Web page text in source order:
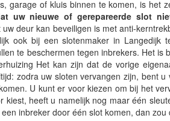
garage of kluis binnen te komen, is het
uw nieuwe of gerepareerde slot
deur kan beveiligen is met anti-
ook bij een slotenmaker in Langedijk
te beschermen tegen inbrekers. Het is
Het kan zijn dat de vorige
zodra uw sloten vervangen zijn, bent u
U kunt er voor kiezen om bij het
heeft u namelijk nog maar één
inbreker door één slot komen, dan zou